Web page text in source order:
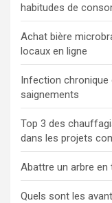
habitudes de
Achat bière
locaux en ligne
Infection chronique
saignements
Top 3 des
dans les projets
Abattre un arbre
Quels sont les